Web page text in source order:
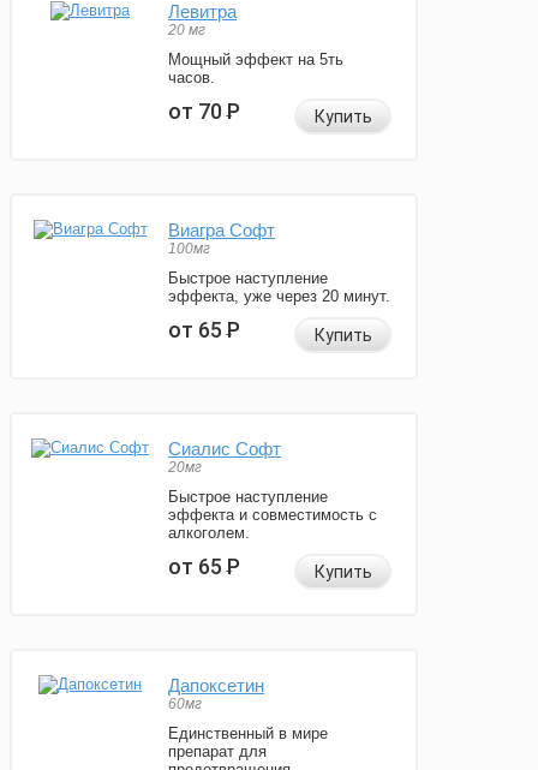
Левитра
20 мг
Мощный эффект на 5ть
часов.
от 70Р Купить
Виагра Софт
100мг
Быстрое наступление
эффекта, уже через 20 минут.
от 65Р Купить
Сиалис Софт
20мг
Быстрое наступление
эффекта и совместимость с
алкоголем.
от 65Р Купить
Дапоксетин
60мг
Единственный в мире
препарат для